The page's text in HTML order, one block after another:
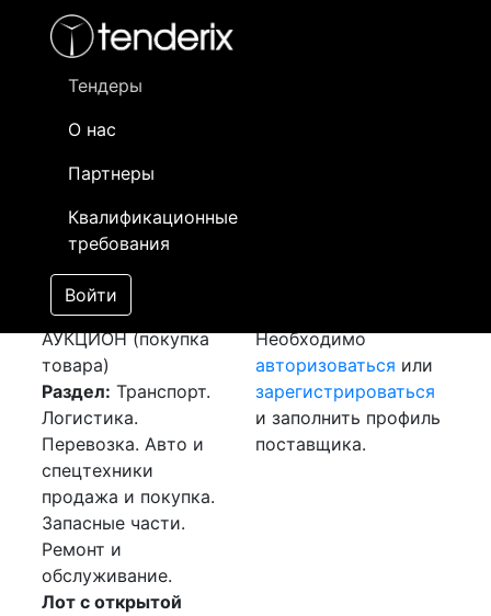
Тендеры
О нас
Партнеры
Квалификационные
требования
Войти
- активный лот
- сохраненный лот (не опубликован)
Закупка: Перевозка
г.Асколи-Пичено
(Италия) - г.Кентау
(РК)[Завершен]
Лот №:4958
АУКЦИОН (покупка
товара)
Раздел: Транспорт.
Логистика.
Перевозка. Авто и
спецтехники
продажа и покупка.
Запасные части.
Ремонт и
обслуживание.
Лот с открытой
Необходимо
авторизоваться или
зарегистрироваться
и заполнить профиль
поставщика.